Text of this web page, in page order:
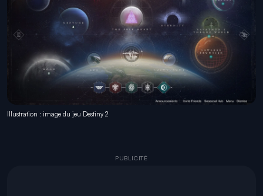
Illustration : image du jeu Destiny 2